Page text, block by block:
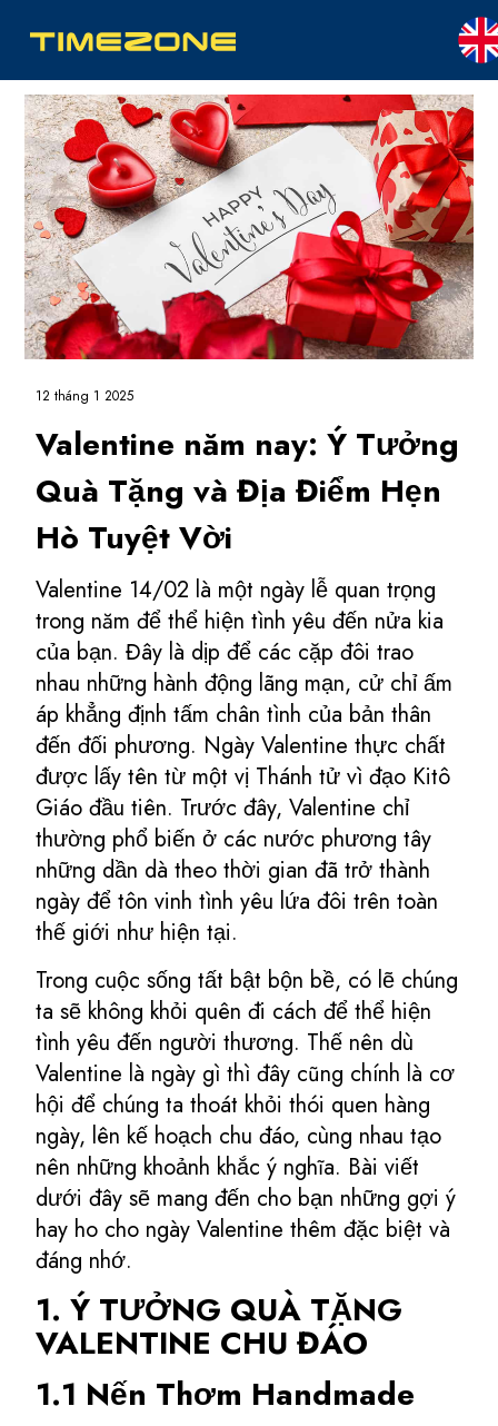
12 tháng 1 2025
Valentine năm nay: Ý Tưởng
Quà Tặng và Địa Điểm Hẹn
Hò Tuyệt Vời
Valentine 14/02 là một ngày lễ quan trọng
trong năm để thể hiện tình yêu đến nửa kia
của bạn. Đây là dịp để các cặp đôi trao
nhau những hành động lãng mạn, cử chỉ ấm
áp khẳng định tấm chân tình của bản thân
đến đối phương. Ngày Valentine thực chất
được lấy tên từ một vị Thánh tử vì đạo Kitô
Giáo đầu tiên. Trước đây, Valentine chỉ
thường phổ biến ở các nước phương tây
những dần dà theo thời gian đã trở thành
ngày để tôn vinh tình yêu lứa đôi trên toàn
thế giới như hiện tại.
Trong cuộc sống tất bật bộn bề, có lẽ chúng
ta sẽ không khỏi quên đi cách để thể hiện
tình yêu đến người thương. Thế nên dù
Valentine là ngày gì thì đây cũng chính là cơ
hội để chúng ta thoát khỏi thói quen hàng
ngày, lên kế hoạch chu đáo, cùng nhau tạo
nên những khoảnh khắc ý nghĩa. Bài viết
dưới đây sẽ mang đến cho bạn những gợi ý
hay ho cho ngày Valentine thêm đặc biệt và
đáng nhớ.
1. Ý TƯỞNG QUÀ TẶNG
VALENTINE CHU ĐÁO
1.1 Nến Thơm Handmade